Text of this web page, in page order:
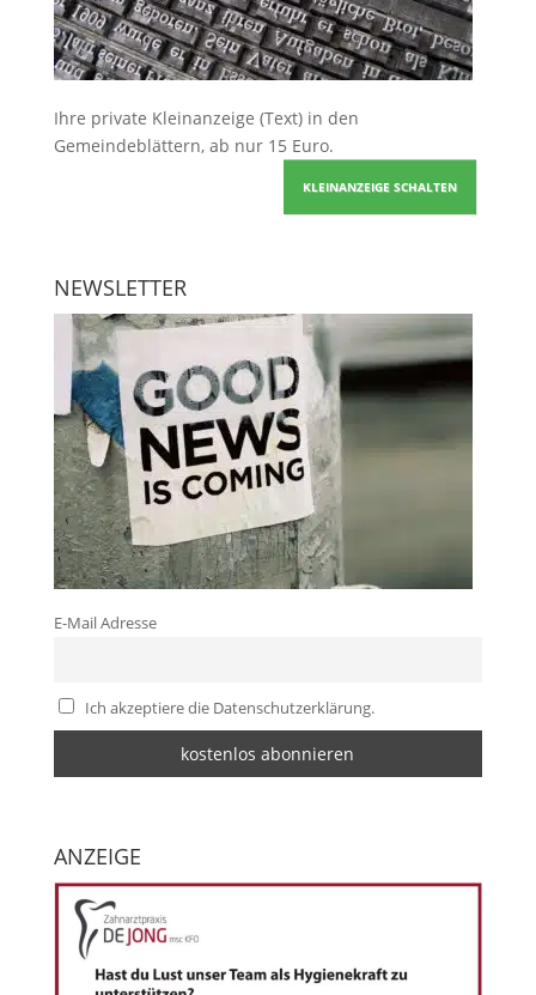
Ihre private Kleinanzeige (Text) in den
Gemeindeblättern, ab nur 15 Euro.
KLEINANZEIGE SCHALTEN
NEWSLETTER
E-Mail Adresse
Ich akzeptiere die Datenschutzerklärung.
ANZEIGE